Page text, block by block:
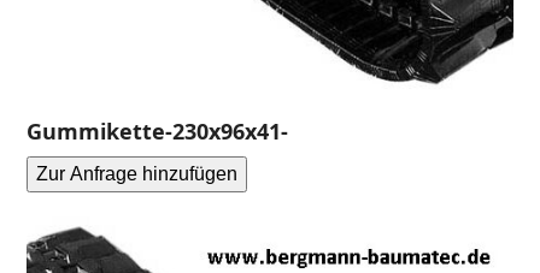
Gummikette-230x96x41-
Zur Anfrage hinzufügen